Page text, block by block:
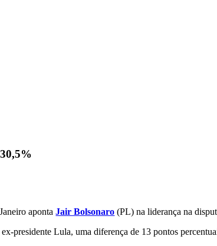
apontaJair Bolsonaro (PL) na liderança na
presidente Lula, uma diferença de 13 pontos